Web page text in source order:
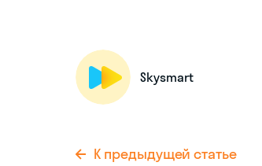
Skysmart
К предыдущей статье